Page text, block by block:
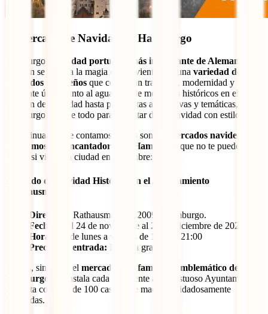
7. Mercado de Navidad de Hamburgo
Hamburgo, la ciudad portuaria más importante de Alemania
también se suma a la magia del Adviento con una variedad de
mercados navideños que combinan tradición, modernidad y un
ambiente único junto al agua. Desde mercados históricos en el
corazón de la ciudad hasta propuestas alternativas y temáticas,
Hamburgo lo tiene todo para disfrutar de la Navidad con estilo.
A continuación, te contamos cuáles son los
mercados navideños
más famosos y encantadores de Hamburgo
que no te puedes
perder si visitas la ciudad en diciembre:
Mercado de Navidad Histórico en el Ayuntamiento
(Rathausmarkt)
Dirección: Rathausmarkt 1, 20095 Hamburgo.
Fechas:
del 24 de noviembre al 23 de diciembre de 2025
Horarios:
de lunes a viernes de 11:00 a 21:00
Precios de entrada: Entrada gratuita
Este es, sin duda, el mercado más famoso y emblemático de
Hamburgo
. Se instala cada año frente al majestuoso Ayuntamiento
y cuenta con más de 100 casetas de madera cuidadosamente
decoradas.